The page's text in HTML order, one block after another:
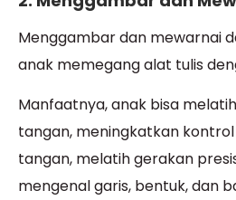
Menggambar dan mewarnai
anak memegang alat tulis
Manfaatnya, anak bisa
tangan, meningkatkan
tangan, melatih gerakan
mengenal garis, bentuk, dan